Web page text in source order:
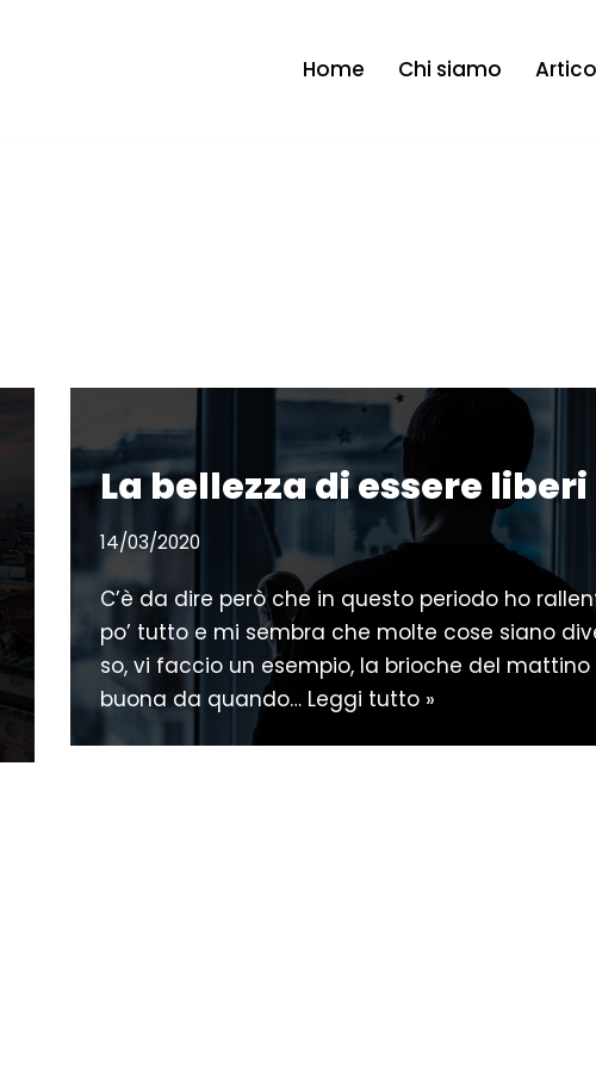
Home Chi siamo
La bellezza di essere liberi
14/03/2020
C’è da dire però che in questo periodo ho
po’ tutto e mi sembra che molte cose siano
so, vi faccio un esempio, la brioche del mattino
buona da quando… Leggi tutto »